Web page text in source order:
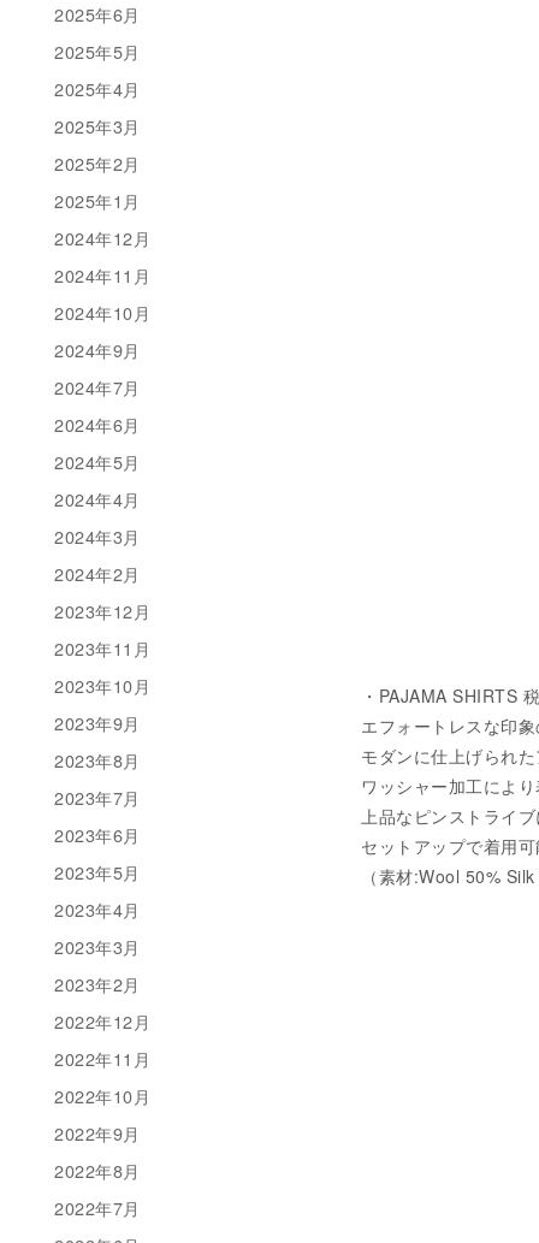
・PAJAMA SHIRTS
エフォートレスな印
モダンに仕上げられ
ワッシャー加工によ
上品なピンストライ
セットアップで着用
（素材:Wool 50%
2025年6月
2025年5月
2025年4月
2025年3月
2025年2月
2025年1月
2024年12月
2024年11月
2024年10月
2024年9月
2024年7月
2024年6月
2024年5月
2024年4月
2024年3月
2024年2月
2023年12月
2023年11月
2023年10月
2023年9月
2023年8月
2023年7月
2023年6月
2023年5月
2023年4月
2023年3月
2023年2月
2022年12月
2022年11月
2022年10月
2022年9月
2022年8月
2022年7月